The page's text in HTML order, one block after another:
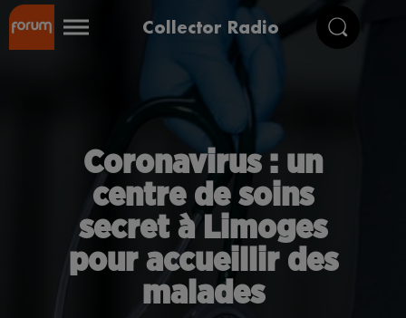
Collector Radio
Coronavirus : un
centre de soins
secret à Limoges
pour accueillir des
malades